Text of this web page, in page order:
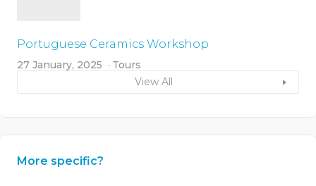
Portuguese Ceramics Workshop
27 January, 2025
Tours
View All
More specific?